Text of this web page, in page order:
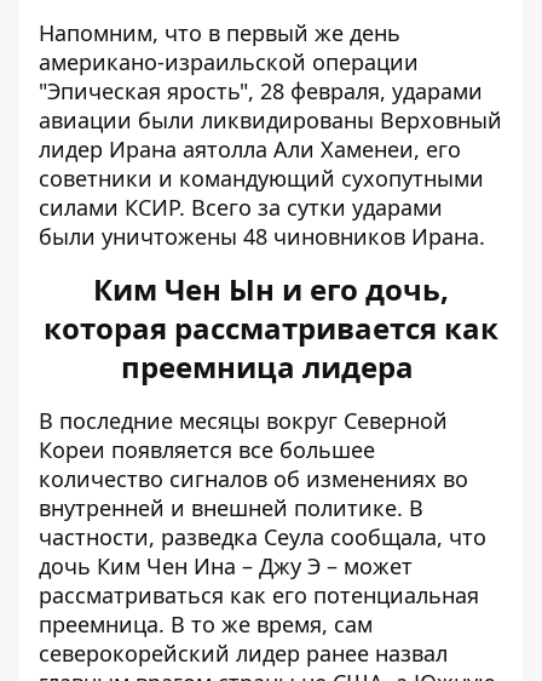
Напомним, что в первый же день
американо-израильской операции
"Эпическая ярость", 28 февраля, ударами
авиации были ликвидированы Верховный
лидер Ирана аятолла Али Хаменеи, его
советники и командующий сухопутными
силами КСИР. Всего за сутки ударами
были уничтожены 48 чиновников Ирана.
Ким Чен Ын и его дочь,
которая рассматривается как
преемница лидера
В последние месяцы вокруг Северной
Кореи появляется все большее
количество сигналов об изменениях во
внутренней и внешней политике. В
частности, разведка Сеула сообщала, что
дочь Ким Чен Ина – Джу Э – может
рассматриваться как его потенциальная
преемница. В то же время, сам
северокорейский лидер ранее назвал